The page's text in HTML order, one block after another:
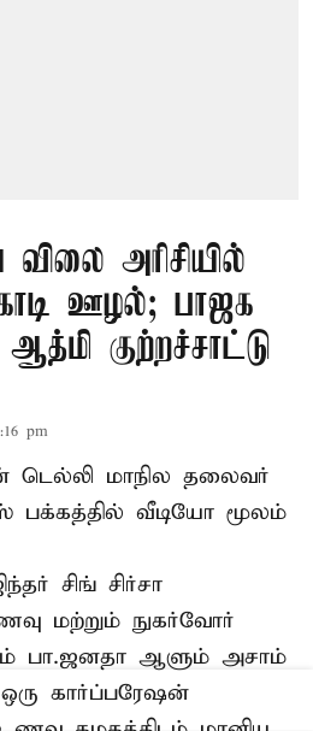
அரிசியில்
ஊழல்; பாஜக
குற்றச்சாட்டு
pm
டெல்லி மாநில தலைவர்
பக்கத்தில் வீடியோ மூலம்
சிங் சிர்சா
மற்றும் நுகர்வோர்
பா.ஜனதா ஆளும் அசாம்
கார்ப்பரேஷன்